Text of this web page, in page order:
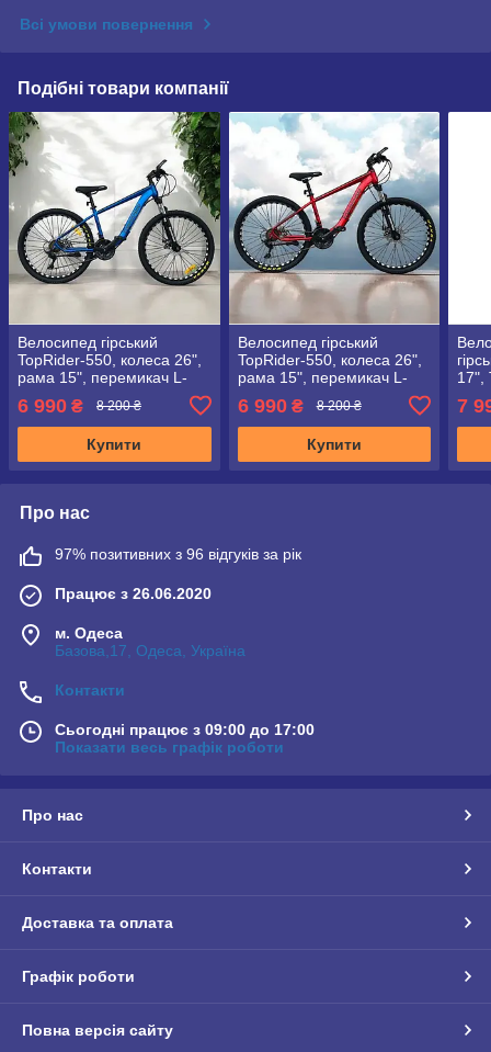
Всі умови повернення
Подібні товари компанії
Велосипед гірський
TopRider-550, колеса 26",
рама 15", перемикач L-
6 990 ₴ 8 200 ₴
Купити
Велосипед гірський
TopRider-550, колеса 26",
рама 15", перемикач L-
6 990₴ 8 200 ₴
Купити
17",
7
Про нас
97% позитивних з 96 відгуків за рік
Працює з 26.06.2020
м. Одеса
Базова,17, Одеса, Україна
Контакти
Сьогодні працює з 09:00 до 17:00
Показати весь графік роботи
Про нас
Контакти
Доставка та оплата
Графік роботи
Повна версія сайту